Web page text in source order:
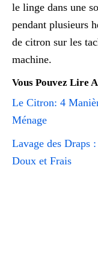
le linge dans une
pendant plusieurs
de citron sur les
machine.
Vous Pouvez Lire
Le Citron: 4
Ménage
Lavage des Draps
Doux et Frais